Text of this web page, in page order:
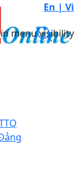
En | Vi
menu visibility